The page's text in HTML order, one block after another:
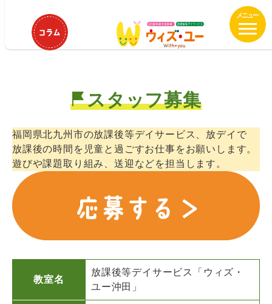
へ
移
動
ウィズ・ユー沖田 保育士、児童指
導員募集中
スタッフ募集
福岡県北九州市の放課後等デイサービス、放デイで
放課後の時間を児童と過ごすお仕事をお願いします。
遊びや課題取り組み、送迎などを担当します。
教室名
放課後等デイサービス「ウィズ・
ユー沖田」